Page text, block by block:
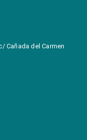
Cañada del Carmen